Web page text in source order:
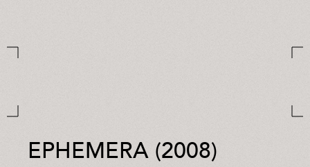
EPHEMERA (2008)